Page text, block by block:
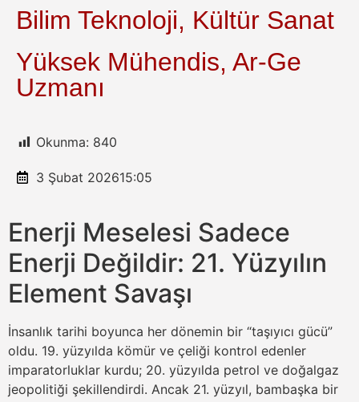
Bilim Teknoloji, Kültür Sanat
Yüksek Mühendis, Ar-Ge
Uzmanı
Okunma: 840
3 Şubat 202615:05
Enerji Meselesi Sadece
Enerji Değildir: 21. Yüzyılın
Element Savaşı
İnsanlık tarihi boyunca her dönemin bir “taşıyıcı gücü”
oldu. 19. yüzyılda kömür ve çeliği kontrol edenler
imparatorluklar kurdu; 20. yüzyılda petrol ve doğalgaz
jeopolitiği şekillendirdi. Ancak 21. yüzyıl, bambaşka bir